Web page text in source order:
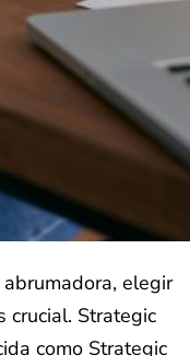
elegir
crucial. Strategic
como Strategic